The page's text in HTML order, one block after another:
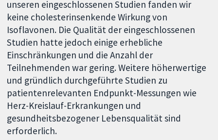
unseren eingeschlossenen Studien fanden wir
keine cholesterinsenkende Wirkung von
Isoflavonen. Die Qualität der eingeschlossenen
Studien hatte jedoch einige erhebliche
Einschränkungen und die Anzahl der
Teilnehmenden war gering. Weitere höherwertige
und gründlich durchgeführte Studien zu
patientenrelevanten Endpunkt-Messungen wie
Herz-Kreislauf-Erkrankungen und
gesundheitsbezogener Lebensqualität sind
erforderlich.